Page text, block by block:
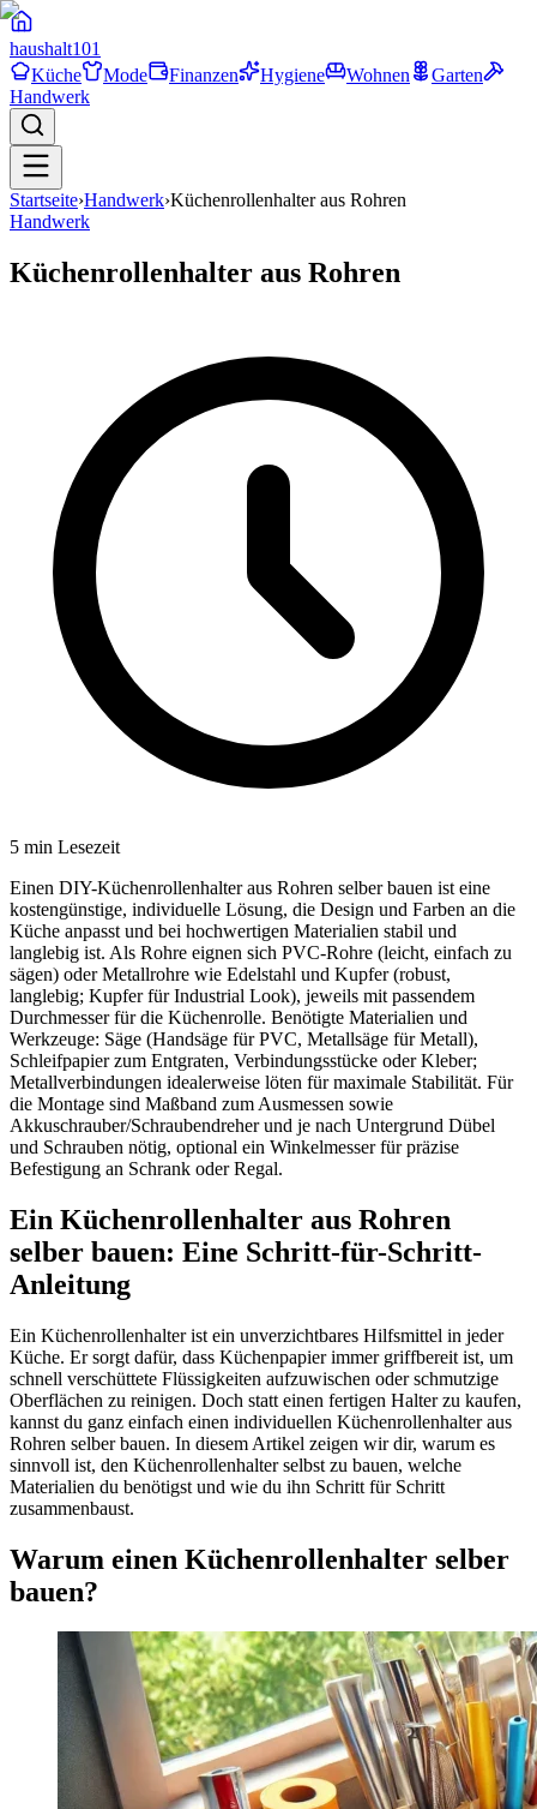
haushalt101
Küche
Mode Finanzen Hygiene Wohnen
Garten
Handwerk
Startseite›Handwerk›Küchenrollenhalter aus Rohren
Handwerk
Küchenrollenhalter aus Rohren
5 min Lesezeit
Einen DIY-Küchenrollenhalter aus Rohren selber bauen ist eine
kostengünstige, individuelle Lösung, die Design und Farben an die
Küche anpasst und bei hochwertigen Materialien stabil und
langlebig ist. Als Rohre eignen sich PVC-Rohre (leicht, einfach zu
sägen) oder Metallrohre wie Edelstahl und Kupfer (robust,
langlebig; Kupfer für Industrial Look), jeweils mit passendem
Durchmesser für die Küchenrolle. Benötigte Materialien und
Werkzeuge: Säge (Handsäge für PVC, Metallsäge für Metall),
Schleifpapier zum Entgraten, Verbindungsstücke oder Kleber;
Metallverbindungen idealerweise löten für maximale Stabilität. Für
die Montage sind Maßband zum Ausmessen sowie
Akkuschrauber/Schraubendreher und je nach Untergrund Dübel
und Schrauben nötig, optional ein Winkelmesser für präzise
Befestigung an Schrank oder Regal.
Ein Küchenrollenhalter aus Rohren
selber bauen: Eine Schritt-für-Schritt-
Anleitung
Ein Küchenrollenhalter ist ein unverzichtbares Hilfsmittel in jeder
Küche. Er sorgt dafür, dass Küchenpapier immer griffbereit ist, um
schnell verschüttete Flüssigkeiten aufzuwischen oder schmutzige
Oberflächen zu reinigen. Doch statt einen fertigen Halter zu kaufen,
kannst du ganz einfach einen individuellen Küchenrollenhalter aus
Rohren selber bauen. In diesem Artikel zeigen wir dir, warum es
sinnvoll ist, den Küchenrollenhalter selbst zu bauen, welche
Materialien du benötigst und wie du ihn Schritt für Schritt
zusammenbaust.
Warum einen Küchenrollenhalter selber
bauen?